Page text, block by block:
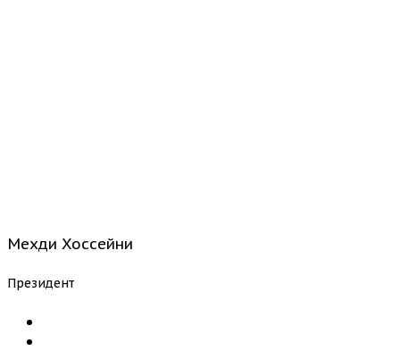
Мехди Хоссейни
Президент